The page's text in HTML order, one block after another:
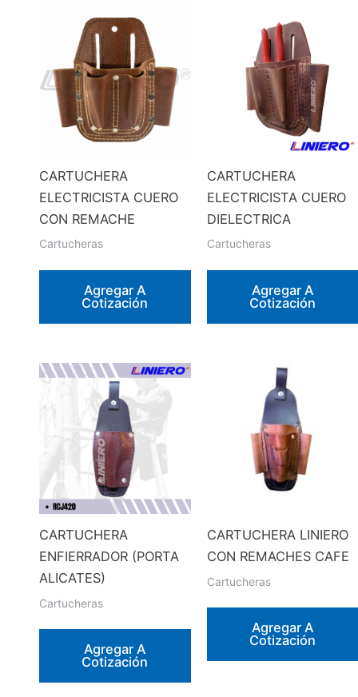
CARTUCHERA
ELECTRICISTA CUERO
CON REMACHE
Cartucheras
Agregar A
Cotización
CARTUCHERA
ELECTRICISTA CUERO
DIELECTRICA
Cartucheras
Agregar A
Cotización
CARTUCHERA
ENFIERRADOR (PORTA
ALICATES)
Cartucheras
Agregar A
Cotización
CARTUCHERA LINIERO
CON REMACHES CAFE
Cartucheras
Agregar A
Cotización